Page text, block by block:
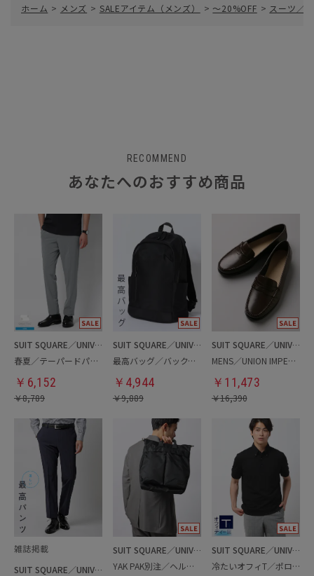
ホーム > メンズ > SALEアイテム（メンズ） > ～20%OFF > スーツ／
RECOMMEND
あなたへのおすすめ商品
SUIT SQUARE／UNIVERSAL LANGUAGE
春夏／テーパードパンツ
￥ 6,152
￥8,789
SUIT SQUARE／UNIVERSAL LANGUAGE
最高バッグ／バックパック
￥ 4,944
￥9,889
SUIT SQUARE／UNIVERSAL LANGUAGE
MENS／UNION IMPERIAL監修／コインローファー
￥ 11,473
￥16,390
SUIT SQUARE／UNIVERSAL LANGUAGE
SUIT SQUARE／UNIVERSAL LANGUAGE
YAK PAK別注／ヘルメットバッグ
SUIT SQUARE／UNIVERSAL LANGUAGE
冷たいオフィT／ポロシャツ